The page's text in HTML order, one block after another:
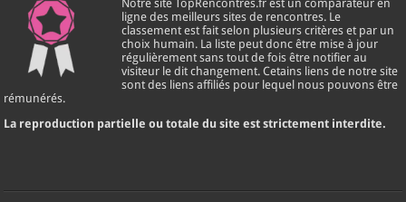
Notre site TopRencontres.fr est un comparateur en
ligne des meilleurs sites de rencontres. Le
classement est fait selon plusieurs critères et par un
choix humain. La liste peut donc être mise à jour
régulièrement sans tout de fois être notifier au
visiteur le dit changement. Cetains liens de notre site
sont des liens affiliés pour lequel nous pouvons être
rémunérés.
La reproduction partielle ou totale du site est strictement interdite.